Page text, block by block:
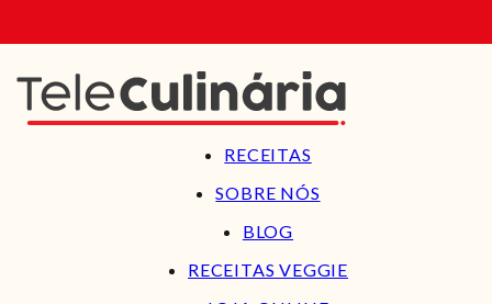
RECEITAS
SOBRE NÓS
BLOG
RECEITAS VEGGIE